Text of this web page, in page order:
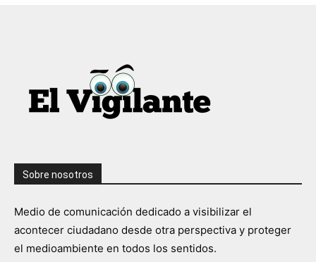
Sobre nosotros
Medio de comunicación dedicado a visibilizar el
acontecer ciudadano desde otra perspectiva y proteger
el medioambiente en todos los sentidos.